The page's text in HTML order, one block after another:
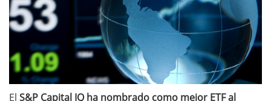
El S&P Capital IQ ha nombrado como mejor ETF al